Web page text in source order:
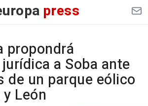
press
propondrá
a Soba ante
de un parque eólico
León